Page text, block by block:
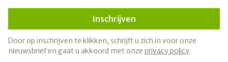
Inschrijven
Door op inschrijven te klikken, schrijft u zich in voor onze
nieuwsbrief en gaat u akkoord met onze privacy policy.